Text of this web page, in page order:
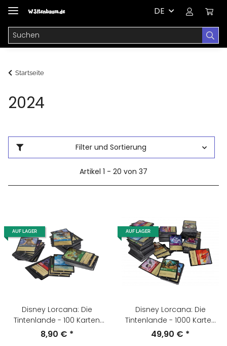
DE
Startseite
2024
Filter und Sortierung
Artikel 1 - 20 von 37
AUF LAGER
Disney Lorcana: Die
Tintenlande - 100 Karten
Random Zufällig (Deutsch)
8,90 € *
AUF LAGER
Disney Lorcana: Die
Tintenlande - 1000 Karten
Random Zufällig (Deutsch)
49,90 € *